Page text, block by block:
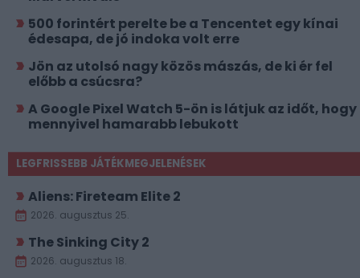
500 forintért perelte be a Tencentet egy kínai
édesapa, de jó indoka volt erre
Jön az utolsó nagy közös mászás, de ki ér fel
előbb a csúcsra?
A Google Pixel Watch 5-ön is látjuk az időt, hogy
mennyivel hamarabb lebukott
LEGFRISSEBB JÁTÉKMEGJELENÉSEK
Aliens: Fireteam Elite 2
2026. augusztus 25.
The Sinking City 2
2026. augusztus 18.